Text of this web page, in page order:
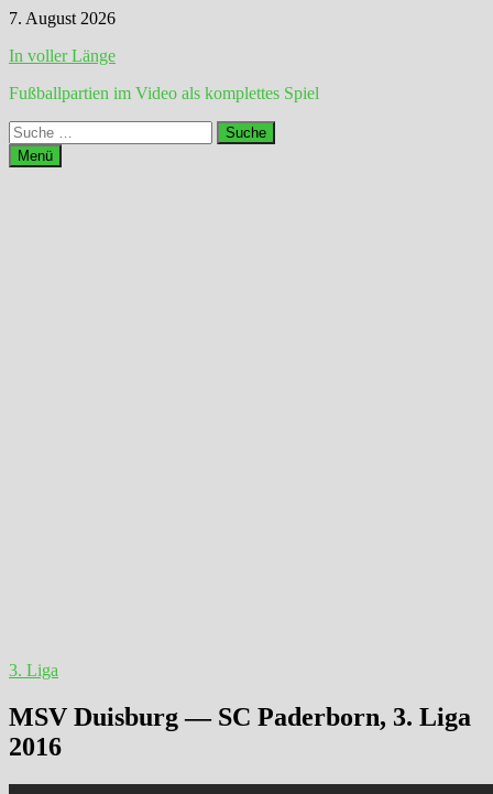
Zum
springen
7. August 2026
In voller Länge
Fußballpartien im Video als komplettes Spiel
Suche
nach:
Menü
3. Liga
MSV Duisburg — SC Paderborn, 3. Liga
2016